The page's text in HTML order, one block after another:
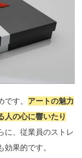
す。 アートの魅力
人の心に響いたり
に、従業員のストレ
果的です。